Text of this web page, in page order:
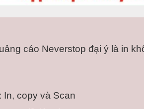
cáo Neverstop đại ý là in
copy và Scan